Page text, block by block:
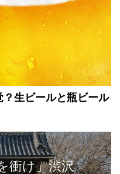
？生ビールと瓶ビール
衝け」渋沢